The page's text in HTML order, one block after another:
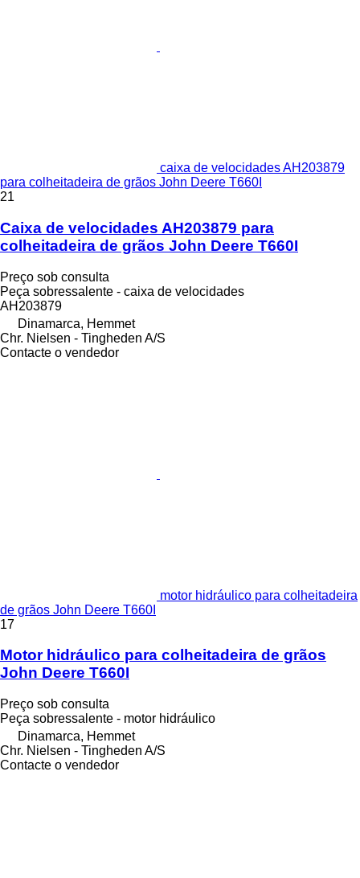
caixa de velocidades AH203879
para colheitadeira de grãos John Deere T660I
21
Caixa de velocidades AH203879 para
colheitadeira de grãos John Deere T660I
Preço sob consulta
Peça sobressalente - caixa de velocidades
AH203879
Dinamarca, Hemmet
Chr. Nielsen - Tingheden A/S
Contacte o vendedor
motor hidráulico para colheitadeira
de grãos John Deere T660I
17
Motor hidráulico para colheitadeira de grãos
John Deere T660I
Preço sob consulta
Peça sobressalente - motor hidráulico
Dinamarca, Hemmet
Chr. Nielsen - Tingheden A/S
Contacte o vendedor